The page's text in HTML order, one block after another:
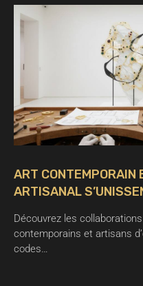
ART CONTEMPORAIN
ARTISANAL
Découvrez les
contemporains et artisans
codes…